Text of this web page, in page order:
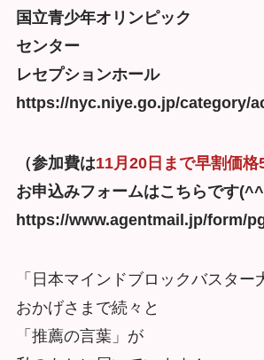
国立青少年オリンピック
センター
レセプションホール
https://nyc.niye.go.jp/category/
（参加費は11月20日まで早割価格
お申込みフォームはこちらです
https://www.agentmail.jp/form/
「日本マインドブロックバスター
おかげさまで続々と
「推薦の言葉」が